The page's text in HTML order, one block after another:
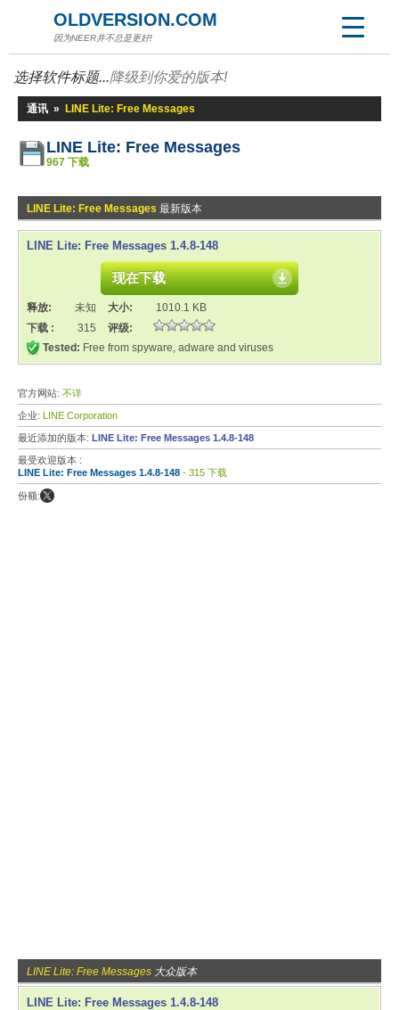
OLDVERSION.COM
因为NEER并不总是更好!
选择软件标题...降级到你爱的版本!
通讯 » LINE Lite: Free Messages
LINE Lite: Free Messages
967 下载
LINE Lite: Free Messages 最新版本
LINE Lite: Free Messages 1.4.8-148
现在下载
释放: 未知 大小:
1010.1 KB
下载 :
315
评级:
Tested: Free from spyware, adware and viruses
官方网站: 不详
企业: LINE Corporation
最近添加的版本: LINE Lite: Free Messages 1.4.8-148
最受欢迎版本 :
LINE Lite: Free Messages 1.4.8-148 - 315 下载
份额:
LINE Lite: Free Messages 大众版本
LINE Lite: Free Messages 1.4.8-148